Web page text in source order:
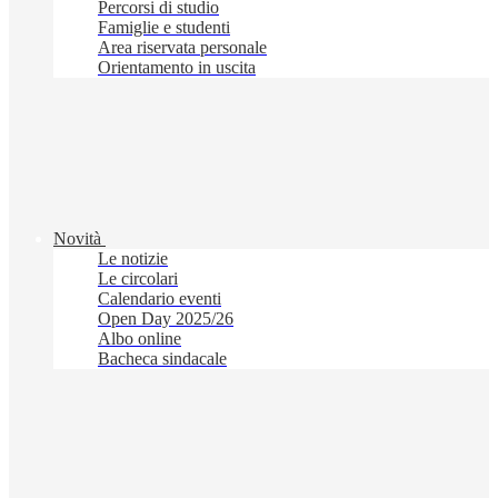
Percorsi di studio
Famiglie e studenti
Area riservata personale
Orientamento in uscita
Novità
Le notizie
Le circolari
Calendario eventi
Open Day 2025/26
Albo online
Bacheca sindacale